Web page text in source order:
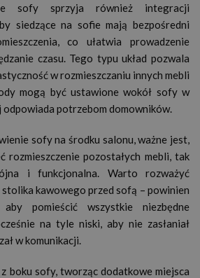
sofy sprzyja również integracji
siedzące na sofie mają bezpośredni
co ułatwia prowadzenie
czasu. Tego typu układ pozwala
w rozmieszczaniu innych mebli
mogą być ustawione wokół sofy w
potrzebom domowników.
sofy na środku salonu, ważne jest,
rozmieszczenie pozostałych mebli, tak
i funkcjonalna. Warto rozważyć
kawowego przed sofą – powinien
pomieścić wszystkie niezbędne
na tyle niski, aby nie zasłaniał
w komunikacji.
boku sofy, tworząc dodatkowe miejsca